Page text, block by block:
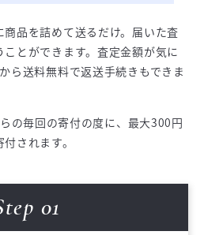
品を詰めて送るだけ。届いた査
とができます。査定金額が気に
ら送料無料で返送手続きもできま
の毎回の寄付の度に、最大300円
されます。
01